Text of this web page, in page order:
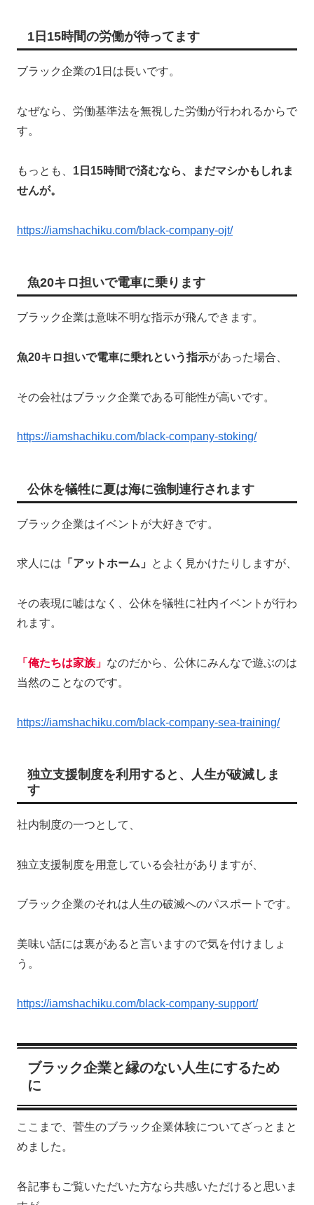
1日15時間の労働が待ってます
ブラック企業の1日は長いです。
なぜなら、労働基準法を無視した労働が行われるからで
す。
もっとも、 1日15時間で済むなら、まだマシかもしれま
せんが。
https://iamshachiku.com/black-company-ojt/
魚20キロ担いで電車に乗ります
ブラック企業は意味不明な指示が飛んできます。
魚20キロ担いで電車に乗れという指示があった場合、
その会社はブラック企業である可能性が高いです。
https://iamshachiku.com/black-company-stoking/
公休を犠牲に夏は海に強制連行されます
ブラック企業はイベントが大好きです。
求人には 「アットホーム」 とよく見かけたりしますが、
その表現に嘘はなく、公休を犠牲に社内イベントが行わ
れます。
「俺たちは家族」 なのだから、公休にみんなで遊ぶのは
当然のことなのです。
https://iamshachiku.com/black-company-sea-training/
独立支援制度を利用すると、人生が破滅しま
す
社内制度の一つとして、
独立支援制度を用意している会社がありますが、
ブラック企業のそれは人生の破滅へのパスポートです。
美味い話には裏があると言いますので気を付けましょ
う。
https://iamshachiku.com/black-company-support/
ブラック企業と縁のない人生にするため
に
ここまで、菅生のブラック企業体験についてざっとまと
めました。
各記事もご覧いただいた方なら共感いただけると思いま